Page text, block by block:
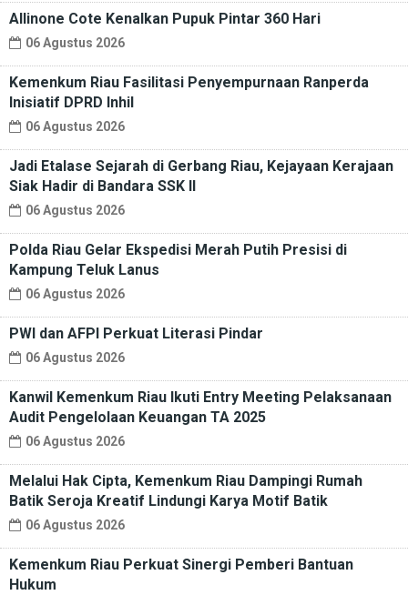
Allinone Cote Kenalkan Pupuk Pintar 360 Hari
06 Agustus 2026
Kemenkum Riau Fasilitasi Penyempurnaan Ranperda
Inisiatif DPRD Inhil
06 Agustus 2026
Jadi Etalase Sejarah di Gerbang Riau, Kejayaan Kerajaan
Siak Hadir di Bandara SSK II
06 Agustus 2026
Polda Riau Gelar Ekspedisi Merah Putih Presisi di
Kampung Teluk Lanus
06 Agustus 2026
PWI dan AFPI Perkuat Literasi Pindar
06 Agustus 2026
Kanwil Kemenkum Riau Ikuti Entry Meeting Pelaksanaan
Audit Pengelolaan Keuangan TA 2025
06 Agustus 2026
Melalui Hak Cipta, Kemenkum Riau Dampingi Rumah
Batik Seroja Kreatif Lindungi Karya Motif Batik
06 Agustus 2026
Kemenkum Riau Perkuat Sinergi Pemberi Bantuan
Hukum